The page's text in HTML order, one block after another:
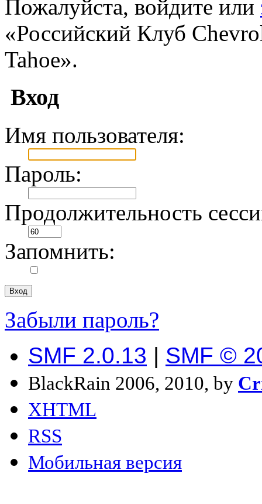
Пожалуйста, войдите или
«Российский Клуб
Tahoe».
Вход
Имя пользователя:
Пароль:
Продолжительность
Запомнить:
Забыли пароль?
SMF 2.0.13 | SMF ©
BlackRain 2006, 2010, by
XHTML
RSS
Мобильная версия